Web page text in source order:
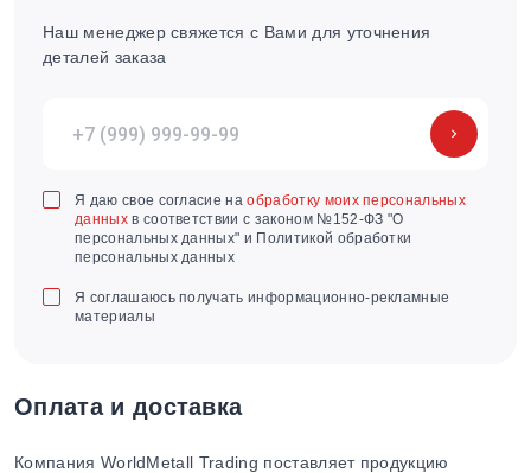
Наш менеджер свяжется с Вами для уточнения
деталей заказа
Я даю свое согласие наобработку моих персональных
данныхв соответствии с законом №152-ФЗ "О
персональных данных" и Политикой обработки
персональных данных
Я соглашаюсь получать информационно-рекламные
материалы
Оплата и доставка
Компания WorldMetall Trading поставляет продукцию